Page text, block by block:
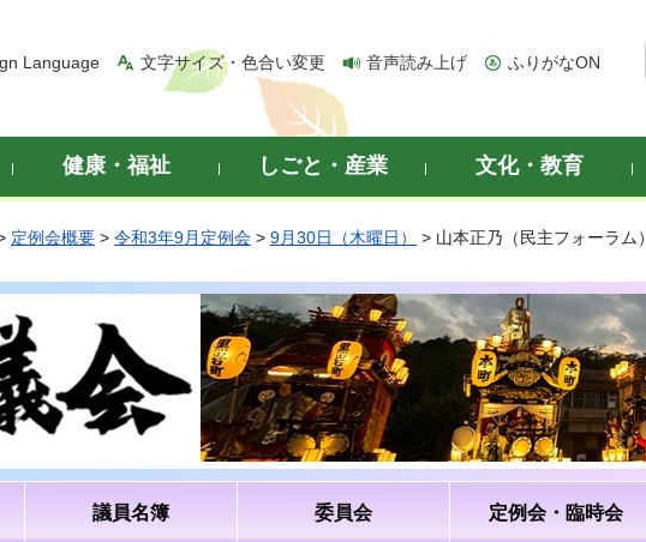
Language 文字サイズ・色合い変更 音声読み上げ ふりがなON
健康・福祉 しごと・産業 文化・教育
定例会概要 > 令和3年9月定例会 > 9月30日（木曜日） > 山本正乃（民主フォーラム）
議員名簿 委員会 定例会・臨時会